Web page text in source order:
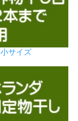
サイズ